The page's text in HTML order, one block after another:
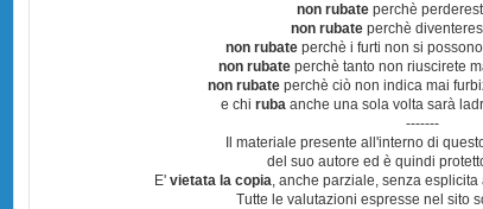
non rubate perchè
non rubate perchè
non rubate perchè i furti non si
non rubateperchè tanto non riuscirete
non rubateperchè ciò non indica mai
e chi ruba anche una sola volta sarà
-------
Il materiale presente all'interno di
del suo autore ed è quindi
E' vietata la copia, anche parziale, senza esplicita
Tutte le valutazioni espresse nel sito